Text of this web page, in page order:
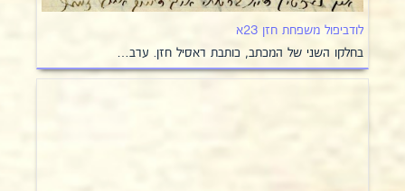
לודביפול משפחת חזן 23א
בחלקו השני של המכתב, כותבת ראסיל חזן. ערב…